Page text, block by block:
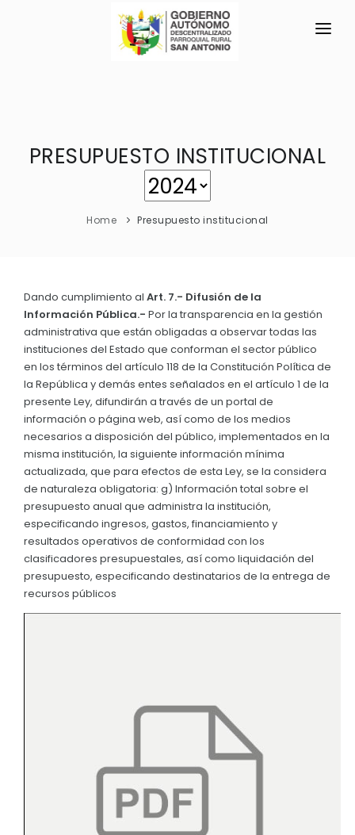
RESEÑA HISTÓRICA
Ubicación
Clima
GAD
NEW
GESTIÓN Y PRESUPUESTO
Sesiones Extraordinarias
Resoluciones
Convocatorias
GESTIÓN ADMINISTRATIVA
Plan de desarrollo y Ordenamiento Territorial -
Plan Anual Contratación - PAC
Plan Operativo Anual - POA
Convenios Institucionales
PRESUPUESTO: EJECUCIÓN Y REPORTES
Cédulas presupuestarias y balances
Procesos de contratación
CIUDADANÍA ACTIVA
Solicitud de acceso información pública
TURISMO
PRESUPUESTO INSTITUCIONAL
Home Presupuesto institucional
Dando cumplimiento al Art. 7.- Difusión de la
Información Pública.- Por la transparencia en la gestión
administrativa que están obligadas a observar todas las
instituciones del Estado que conforman el sector público
en los términos del artículo 118 de la Constitución Política de
la República y demás entes señalados en el artículo 1 de la
presente Ley, difundirán a través de un portal de
información o página web, así como de los medios
necesarios a disposición del público, implementados en la
misma institución, la siguiente información mínima
actualizada, que para efectos de esta Ley, se la considera
de naturaleza obligatoria: g) Información total sobre el
presupuesto anual que administra la institución,
especificando ingresos, gastos, financiamiento y
resultados operativos de conformidad con los
clasificadores presupuestales, así como liquidación del
presupuesto, especificando destinatarios de la entrega de
recursos públicos